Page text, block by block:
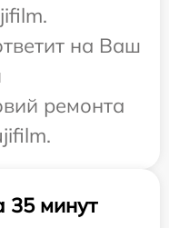
на Ваш
ремонта
35 минут